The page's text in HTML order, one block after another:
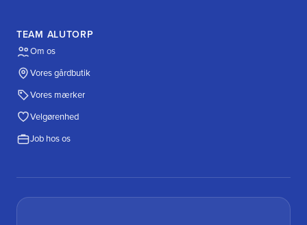
TEAM ALUTORP
Om os
Vores gårdbutik
Vores mærker
Velgørenhed
Job hos os